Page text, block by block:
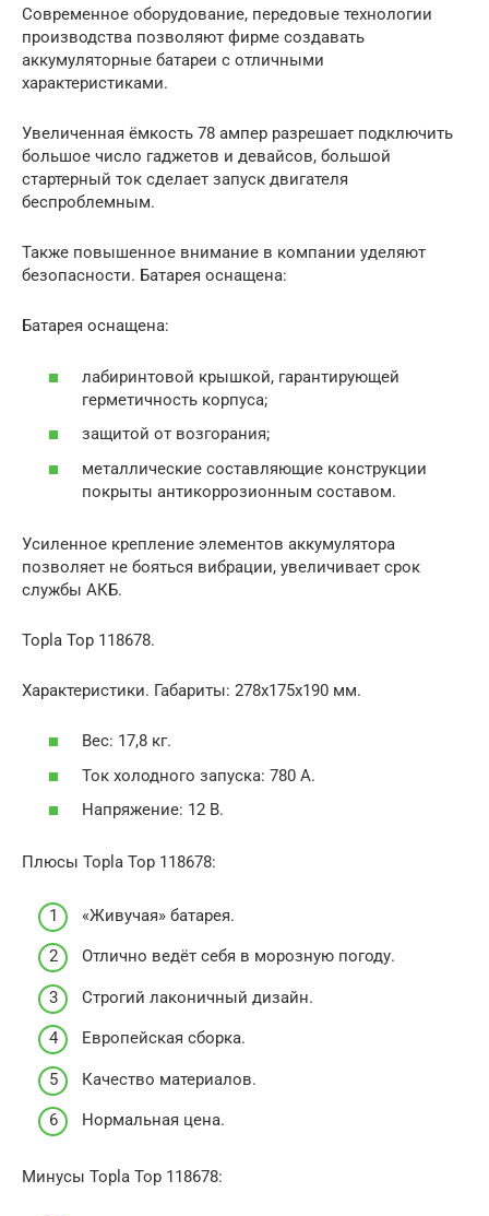
Современное оборудование, передовые технологии
производства позволяют фирме создавать
аккумуляторные батареи с отличными
характеристиками.
Увеличенная ёмкость 78 ампер разрешает подключить
большое число гаджетов и девайсов, большой
стартерный ток сделает запуск двигателя
беспроблемным.
Также повышенное внимание в компании уделяют
безопасности. Батарея оснащена:
Батарея оснащена:
лабиринтовой крышкой, гарантирующей
герметичность корпуса;
защитой от возгорания;
металлические составляющие конструкции
покрыты антикоррозионным составом.
Усиленное крепление элементов аккумулятора
позволяет не бояться вибрации, увеличивает срок
службы АКБ.
Topla Top 118678.
Характеристики. Габариты: 278х175х190 мм.
Вес: 17,8 кг.
Ток холодного запуска: 780 А.
Напряжение: 12 В.
Плюсы Topla Top 118678:
«Живучая» батарея.
Отлично ведёт себя в морозную погоду.
Строгий лаконичный дизайн.
Европейская сборка.
Качество материалов.
Нормальная цена.
Минусы Topla Top 118678: